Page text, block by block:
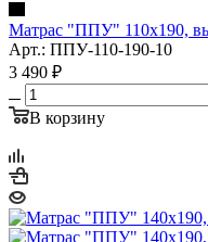
Матрас "ППУ" 110x190,
Арт.: ППУ-110-190-10
3 490 ₽
В корзину